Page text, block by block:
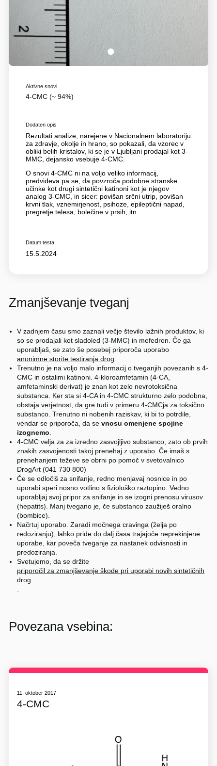
1
Aktivne snovi
4-CMC (~ 94%)
Dodaten opis
Rezultati analize, narejene v Nacionalnem laboratoriju
za zdravje, okolje in hrano, so pokazali, da vzorec v
obliki belih kristalov, ki se je v Ljubljani prodajal kot 3-
MMC, dejansko vsebuje 4-CMC.
O snovi 4-CMC ni na voljo veliko informacij,
predvideva pa se, da povzroča podobne stranske
učinke kot drugi sintetični katinoni kot je njegov
analog 3-CMC, in sicer: povišan srčni utrip, povišan
krvni tlak, vznemirjenost, psihoze, epileptični napad,
pregretje telesa, bolečine v prsih, itn.
Datum testa
15.5.2024
Zmanjševanje tveganj
V zadnjem času smo zaznali večje število lažnih produktov, ki
so se prodajali kot sladoled (3-MMC) in mefedron. Če ga
uporabljaš, se zato še posebej priporoča uporabo
anonimne storite testiranja drog
Trenutno je na voljo malo informacij o tveganjih povezanih s 4-
CMC in ostalimi katinoni. 4-kloroamfetamin (4-CA,
amfetaminski derivat) je znan kot zelo nevrotoksična
substanca. Ker sta si 4-CA in 4-CMC strukturno zelo podobna,
obstaja verjetnost, da gre tudi v primeru 4-CMCja za toksično
substanco. Trenutno ni nobenih raziskav, ki bi to potrdile,
vendar se priporoča, da sevnosu omenjene spojine
izognemo
4-CMC velja za za izredno zasvojljivo substanco, zato ob prvih
znakih zasvojenosti takoj prenehaj z uporabo. Če imaš s
prenehanjem teževe se obrni po pomoč v svetovalnico
DrogArt (041 730 800)
Če se odločiš za snifanje, redno menjavaj nosnice in po
uporabi speri nosno votlino s fiziološko raztopino. Vedno
uporabljaj svoj pripor za snifanje in se izogni prenosu virusov
(hepatits). Manj tvegano je, če substanco zaužiješ oralno
(bombice).
Načrtuj uporabo. Zaradi močnega cravinga (želja po
redoziranju), lahko pride do dalj časa trajajoče neprekinjene
uporabe, kar poveča tveganje za nastanek odvisnosti in
predoziranja.
Svetujemo, da se držite
priporočil za zmanjševanje škode pri uporabi novih sintetičnih
drog
Povezana vsebina:
11. oktober 2017
4-CMC